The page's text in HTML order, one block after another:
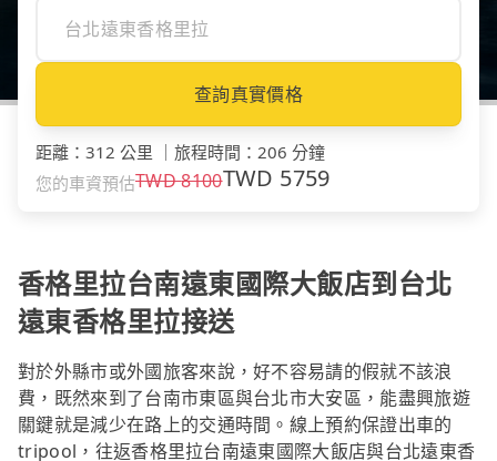
查詢真實價格
距離 ： 312 公里 旅程時間 ： 206 分鐘
您的車資預估TWD8100TWD 5759
香格里拉台南遠東國際大飯店到台北
遠東香格里拉接送
對於外縣市或外國旅客來說，好不容易請的假就不該浪
費，既然來到了台南市東區與台北市大安區，能盡興旅遊
關鍵就是減少在路上的交通時間。線上預約保證出車的
tripool，往返香格里拉台南遠東國際大飯店與台北遠東香